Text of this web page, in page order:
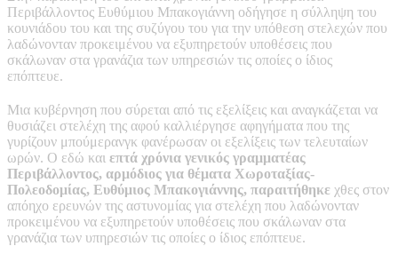
Περιβάλλοντος Ευθύμιου Μπακογιάννη οδήγησε η σύλληψη του
κουνιάδου του και της συζύγου του για την υπόθεση στελεχών που
λαδώνονταν προκειμένου να εξυπηρετούν υποθέσεις που
σκάλωναν στα γρανάζια των υπηρεσιών τις οποίες ο ίδιος
επόπτευε.
Μια κυβέρνηση που σύρεται από τις εξελίξεις και αναγκάζεται να
θυσιάζει στελέχη της αφού καλλιέργησε αφηγήματα που της
γυρίζουν μπούμερανγκ φανέρωσαν οι εξελίξεις των τελευταίων
ωρών. Ο εδώ και επτά χρόνια γενικός γραμματέας
Περιβάλλοντος, αρμόδιος για θέματα Χωροταξίας-
Πολεοδομίας, Ευθύμιος Μπακογιάννης, παραιτήθηκε χθες στον
απόηχο ερευνών της αστυνομίας για στελέχη που λαδώνονταν
προκειμένου να εξυπηρετούν υποθέσεις που σκάλωναν στα
γρανάζια των υπηρεσιών τις οποίες ο ίδιος επόπτευε.